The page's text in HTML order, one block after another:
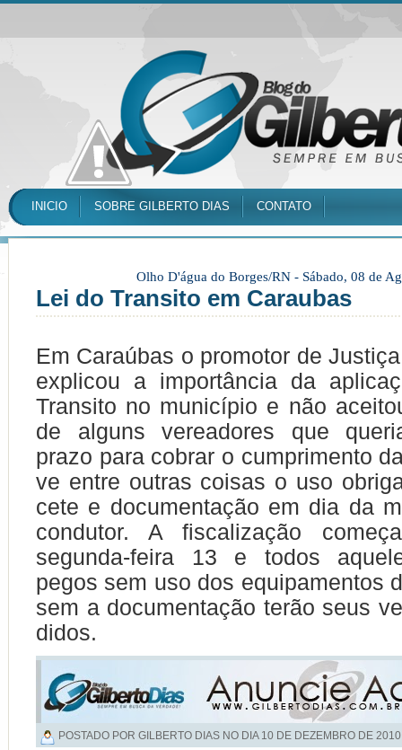
INICIO SOBRE GILBERTO DIAS CONTATO
Olho D'água do Borges/RN - Sábado, 08 de
Lei do Tran­si­to em Caraubas
Em Ca­raú­bas o pro­mo­tor de
ex­pli­cou a im­por­tân­cia da
Tran­si­to no mu­ni­cí­pio e não
de al­guns ve­rea­do­res que
prazo para co­brar o cum­pri­men­to
ve entre ou­tras coi­sas o uso
ce­te e do­cu­men­ta­ção em dia da
con­du­tor. A fis­ca­li­za­ção
segunda-feira 13 e todos
pegos sem uso dos equi­pa­men­tos
sem a do­cu­men­ta­ção terão seus
di­dos.
POSTADO POR GILBERTO DIAS NO DIA 10 DE DEZEMBRO DE 2010